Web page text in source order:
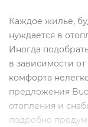
Каждое жилье,
нуждается в
Иногда
в зависимости
комфорта
предложения
отопления и
подробно